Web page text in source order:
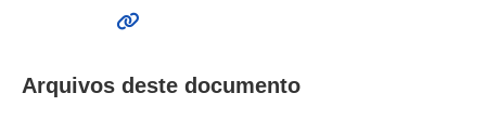
Arquivos deste documento